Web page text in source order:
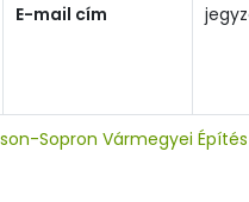
E-mail cím
Sopron Vármegyei